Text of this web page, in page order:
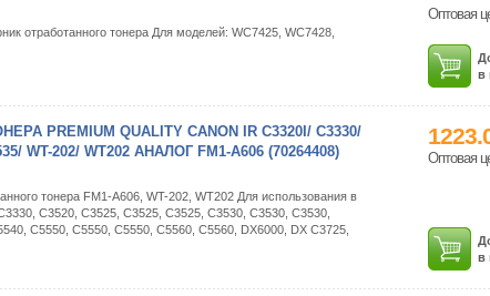
отработанного тонера Для моделей: WC7425, WC7428,
Оптовая
в
PREMIUM QUALITY CANON IR C3320I/ C3330/
WT-202/ WT202 АНАЛОГ FM1-A606 (70264408)
тонера FM1-A606, WT-202, WT202 Для использования в
C3520, C3525, C3525, C3525, C3530, C3530, C3530,
C5550, C5550, C5550, C5560, C5560, DX6000, DX C3725,
Оптовая
в